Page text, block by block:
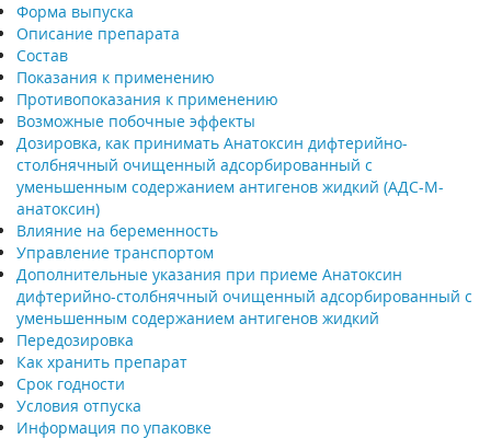
Форма выпуска
Описание препарата
Состав
Показания к применению
Противопоказания к применению
Возможные побочные эффекты
Дозировка, как принимать Анатоксин дифтерийно-
столбнячный очищенный адсорбированный c
уменьшенным содержанием антигенов жидкий (АДС-М-
анатоксин)
Влияние на беременность
Управление транспортом
Дополнительные указания при приеме Анатоксин
дифтерийно-столбнячный очищенный адсорбированный c
уменьшенным содержанием антигенов жидкий
Передозировка
Как хранить препарат
Срок годности
Условия отпуска
Информация по упаковке